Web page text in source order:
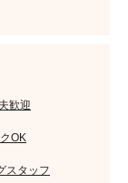
歓迎
OK
スタッフ